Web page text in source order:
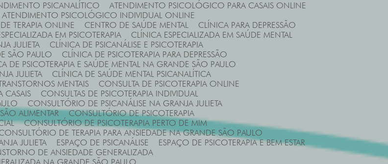
PSICANALÍTICO
ATENDIMENTO PSICOLÓGICO PARA CASAIS ONLINE
ATENDIMENTO PSICOLÓGICO INDIVIDUAL ONLINE
TERAPIA ONLINE CENTRO DE SAÚDE MENTAL
CLÍNICA PARA DEPRESSÃO
EM PSICOTERAPIA
CLÍNICA ESPECIALIZADA EM SAÚDE MENTAL
JULIETA
CLÍNICA DE PSICANÁLISE E PSICOTERAPIA
SÃO PAULO
CLÍNICA DE PSICOTERAPIA PARA DEPRESSÃO
DE PSICOTERAPIA E SAÚDE MENTAL NA GRANDE SÃO PAULO
JULIETA
CLÍNICA DE SAÚDE MENTAL PSICANALÍTICA
MENTAIS
CONSULTA DE PSICOTERAPIA ONLINE
CASAIS
CONSULTAS DE PSICOTERAPIA INDIVIDUAL
CONSULTÓRIO DE PSICANÁLISE NA GRANJA JULIETA
ALIMENTAR
CONSULTÓRIO DE PSICOTERAPIA
CONSULTÓRIO DE PSICOTERAPIA PERTO DE MIM
CONSULTÓRIO DE TERAPIA PARA ANSIEDADE NA GRANDE SÃO PAULO
JULIETA
ESPAÇO DE PSICANÁLISE
ESPAÇO DE PSICOTERAPIA E BEM ESTAR
DE ANSIEDADE GENERALIZADA
NA GRANDE SÃO PAULO